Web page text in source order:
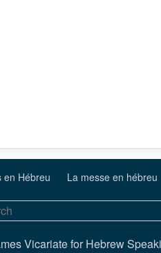
en Hébreu La messe en hébreu
Vicariate for Hebrew